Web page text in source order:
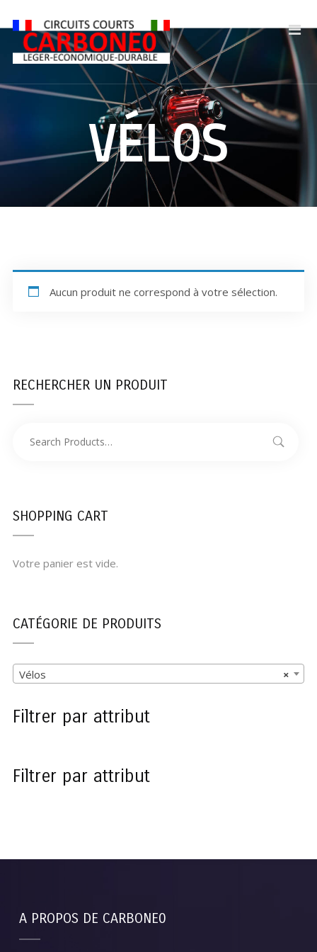
VÉLOS
Aucun produit ne correspond à votre sélection.
RECHERCHER UN PRODUIT
SHOPPING CART
Votre panier est vide.
CATÉGORIE DE PRODUITS
×
Vélos
Filtrer par attribut
Filtrer par attribut
A PROPOS DE CARBONE0